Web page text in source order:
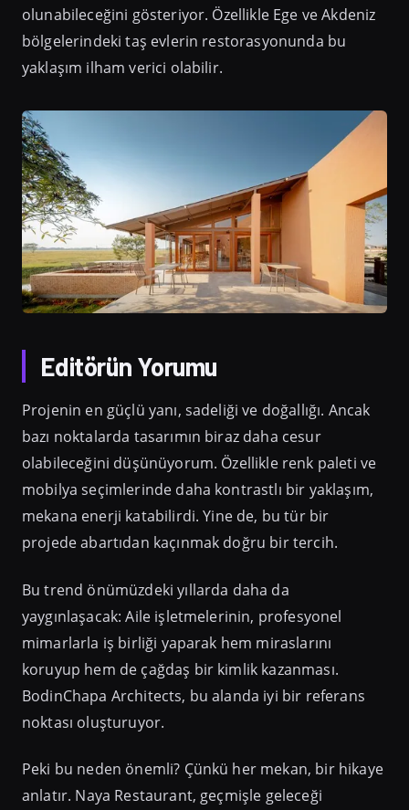
olunabileceğini gösteriyor. Özellikle Ege ve Akdeniz
bölgelerindeki taş evlerin restorasyonunda bu
yaklaşım ilham verici olabilir.
Editörün Yorumu
Projenin en güçlü yanı, sadeliği ve doğallığı. Ancak
bazı noktalarda tasarımın biraz daha cesur
olabileceğini düşünüyorum. Özellikle renk paleti ve
mobilya seçimlerinde daha kontrastlı bir yaklaşım,
mekana enerji katabilirdi. Yine de, bu tür bir
projede abartıdan kaçınmak doğru bir tercih.
Bu trend önümüzdeki yıllarda daha da
yaygınlaşacak: Aile işletmelerinin, profesyonel
mimarlarla iş birliği yaparak hem miraslarını
koruyup hem de çağdaş bir kimlik kazanması.
BodinChapa Architects, bu alanda iyi bir referans
noktası oluşturuyor.
Peki bu neden önemli? Çünkü her mekan, bir hikaye
anlatır. Naya Restaurant, geçmişle geleceği